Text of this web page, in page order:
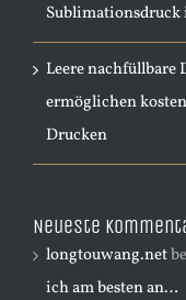
Sublimationsdruck
Leere
ermöglichen
Drucken
Neueste
longtouwang.net
ich am besten an…